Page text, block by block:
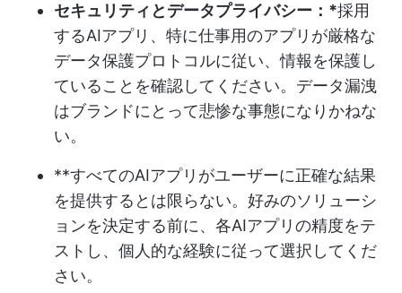
セキュリティとデータプライバシー：*採用
するAIアプリ、特に仕事用のアプリが厳格な
データ保護プロトコルに従い、情報を保護し
ていることを確認してください。データ漏洩
はブランドにとって悲惨な事態になりかねな
い。
**すべてのAIアプリがユーザーに正確な結果
を提供するとは限らない。好みのソリューシ
ョンを決定する前に、各AIアプリの精度をテ
ストし、個人的な経験に従って選択してくだ
さい。